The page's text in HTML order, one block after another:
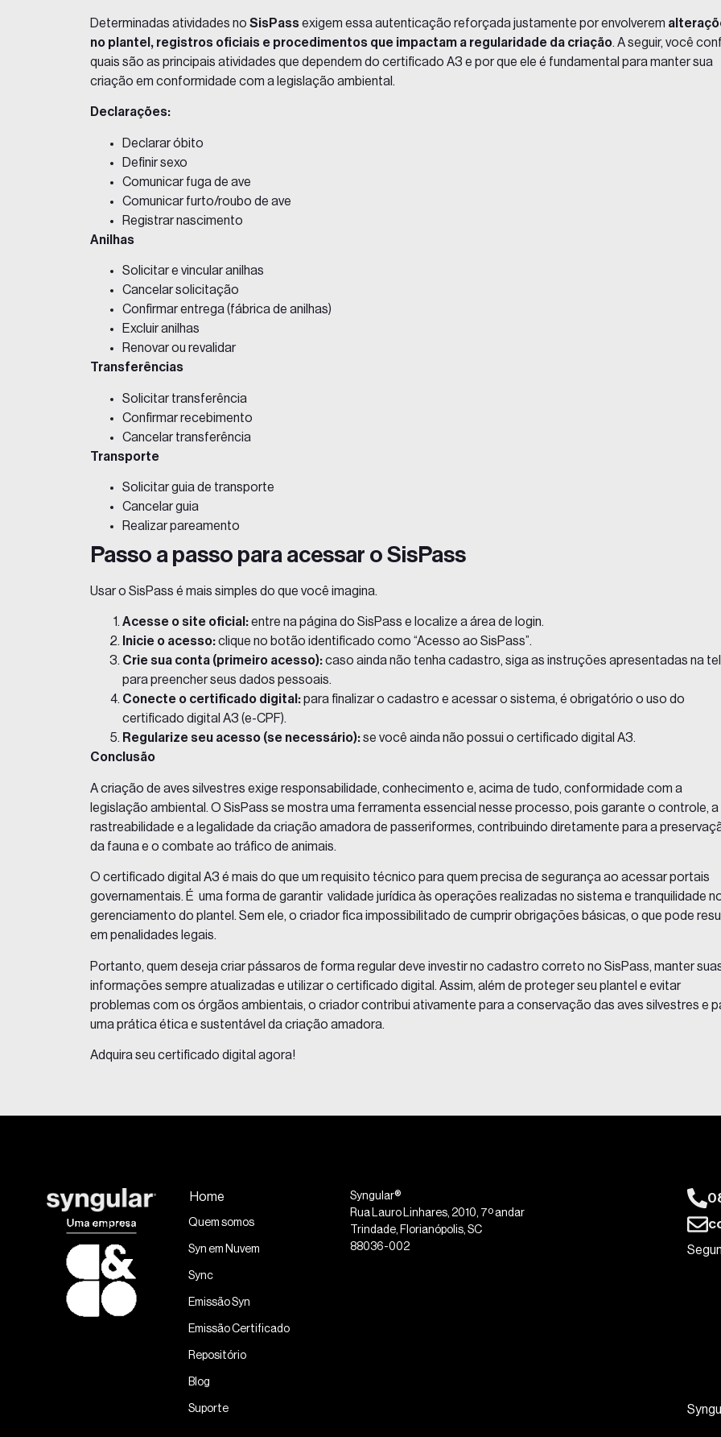
Determinadas atividades no SisPassexigem essa autenticação reforçada justamente por envolverem
no plantel, registros oficiais e procedimentos que impactam a regularidade da criação. A seguir, você
quais são as principais atividades que dependem do certificado A3 e por que ele é fundamental para manter sua
criação em conformidade com a legislação ambiental.
Declarações:
Declarar óbito
Definir sexo
Comunicar fuga de ave
Comunicar furto/roubo de ave
Registrar nascimento
Anilhas
Solicitar e vincular anilhas
Cancelar solicitação
Confirmar entrega (fábrica de anilhas)
Excluir anilhas
Renovar ou revalidar
Transferências
Solicitar transferência
Confirmar recebimento
Cancelar transferência
Transporte
Solicitar guia de transporte
Cancelar guia
Realizar pareamento
Passo a passo para acessar o SisPass
Usar o SisPass é mais simples do que você imagina.
Acesse o site oficial:entre na página do SisPass e localize a área de login.
Inicie o acesso:clique no botão identificado como “Acesso ao SisPass”.
Crie sua conta (primeiro acesso):caso ainda não tenha cadastro, siga as instruções apresentadas na
para preencher seus dados pessoais.
Conecte o certificado digital:para finalizar o cadastro e acessar o sistema, é obrigatório o uso do
certificado digital A3 (e-CPF).
Regularize seu acesso (se necessário):se você ainda não possui o certificado digital A3.
Conclusão
A criação de aves silvestres exige responsabilidade, conhecimento e, acima de tudo, conformidade com a
legislação ambiental. O SisPass se mostra uma ferramenta essencial nesse processo, pois garante o controle, a
rastreabilidade e a legalidade da criação amadora de passeriformes, contribuindo diretamente para a
da fauna e o combate ao tráfico de animais.
O certificado digital A3 é mais do que um requisito técnico para quem precisa de segurança ao acessar portais
governamentais. É uma forma de garantir validade jurídica às operações realizadas no sistema e tranquilidade
gerenciamento do plantel. Sem ele, o criador fica impossibilitado de cumprir obrigações básicas, o que pode
em penalidades legais.
Portanto, quem deseja criar pássaros de forma regular deve investir no cadastro correto no SisPass, manter
informações sempre atualizadas e utilizar o certificado digital. Assim, além de proteger seu plantel e evitar
problemas com os órgãos ambientais, o criador contribui ativamente para a conservação das aves silvestres e
uma prática ética e sustentável da criação amadora.
Adquira seu certificado digital agora!
Home
Quem somos
Syn em Nuvem
Sync
Emissão Syn
Emissão Certificado
Repositório
Blog
Suporte
Syngular®
Rua Lauro Linhares, 2010, 7º andar
Trindade, Florianópolis, SC
88036-002